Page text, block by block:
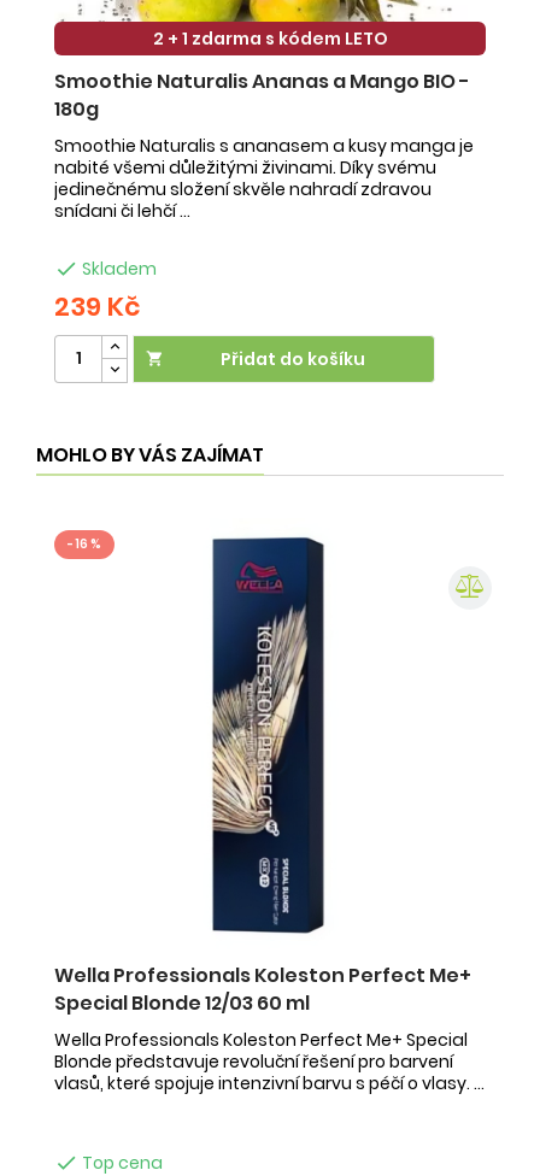
2 + 1 zdarma s kódem LETO
Smoothie Naturalis Ananas a Mango BIO -
180g
Smoothie Naturalis s ananasem a kusy manga je
nabité všemi důležitými živinami. Díky svému
jedinečnému složení skvěle nahradí zdravou
snídani či lehčí ...
 Skladem
239 Kč
 Přidat do košíku
MOHLO BY VÁS ZAJÍMAT
- 16 %
Wella Professionals Koleston Perfect Me+
Special Blonde 12/03 60 ml
Wella Professionals Koleston Perfect Me+ Special
Blonde představuje revoluční řešení pro barvení
vlasů, které spojuje intenzivní barvu s péčí o vlasy. ...
 Top cena